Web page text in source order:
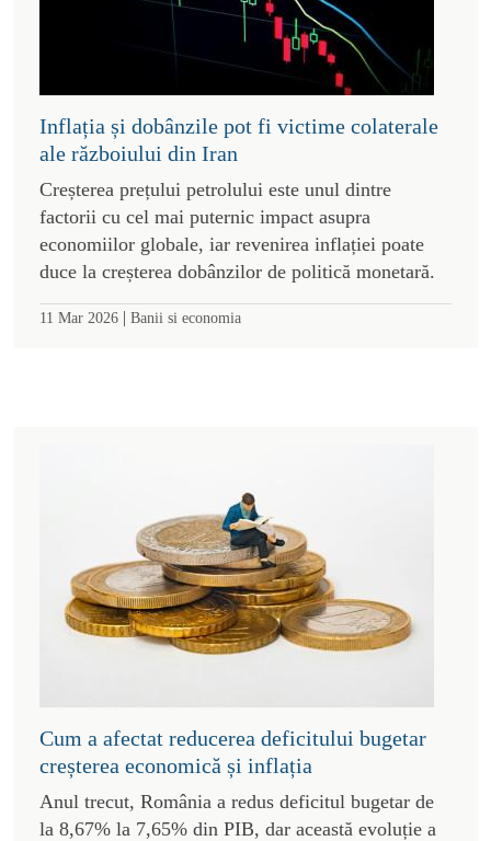
Inflația și dobânzile pot fi victime colaterale
ale războiului din Iran
Creșterea prețului petrolului este unul dintre
factorii cu cel mai puternic impact asupra
economiilor globale, iar revenirea inflației poate
duce la creșterea dobânzilor de politică monetară.
11 Mar 2026 | Banii si economia
Cum a afectat reducerea deficitului bugetar
creșterea economică și inflația
Anul trecut, România a redus deficitul bugetar de
la 8,67% la 7,65% din PIB, dar această evoluție a